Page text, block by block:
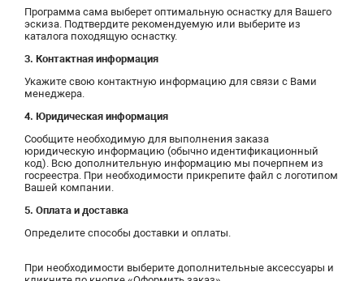
Программа сама выберет оптимальную оснастку для Вашего
эскиза. Подтвердите рекомендуемую или выберите из
каталога походящую оснастку.
3. Контактная информация
Укажите свою контактную информацию для связи с Вами
менеджера.
4. Юридическая информация
Сообщите необходимую для выполнения заказа
юридическую информацию (обычно идентификационный
код). Всю дополнительную информацию мы почерпнем из
госреестра. При необходимости прикрепите файл с логотипом
Вашей компании.
5. Оплата и доставка
Определите способы доставки и оплаты.
При необходимости выберите дополнительные аксессуары и